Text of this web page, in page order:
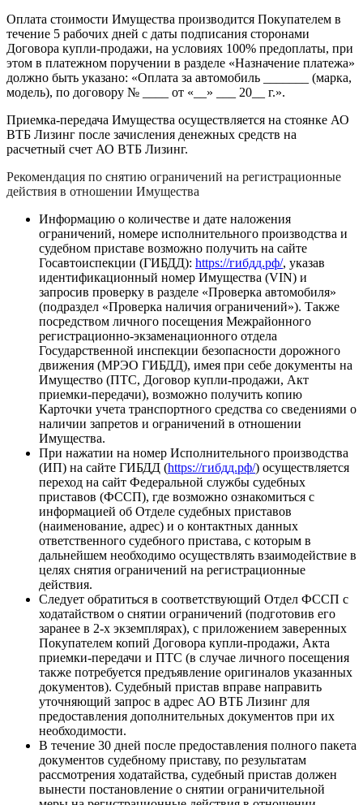
Оплата стоимости Имущества производится Покупателем в
течение 5 рабочих дней с даты подписания сторонами
Договора купли-продажи, на условиях 100% предоплаты, при
этом в платежном поручении в разделе «Назначение платежа»
должно быть указано: «Оплата за автомобиль _______ (марка,
модель), по договору № ____ от «__» ___ 20__ г.».
Приемка-передача Имущества осуществляется на стоянке АО
ВТБ Лизинг после зачисления денежных средств на
расчетный счет АО ВТБ Лизинг.
Рекомендация по снятию ограничений на регистрационные
действия в отношении Имущества
Информацию о количестве и дате наложения
ограничений, номере исполнительного производства и
судебном приставе возможно получить на сайте
Госавтоиспекции (ГИБДД): https://гибдд.рф/, указав
идентификационный номер Имущества (VIN) и
запросив проверку в разделе «Проверка автомобиля»
(подраздел «Проверка наличия ограничений»). Также
посредством личного посещения Межрайонного
регистрационно-экзаменационного отдела
Государственной инспекции безопасности дорожного
движения (МРЭО ГИБДД), имея при себе документы на
Имущество (ПТС, Договор купли-продажи, Акт
приемки-передачи), возможно получить копию
Карточки учета транспортного средства со сведениями о
наличии запретов и ограничений в отношении
Имущества.
При нажатии на номер Исполнительного производства
(ИП) на сайте ГИБДД (https://гибдд.рф/) осуществляется
переход на сайт Федеральной службы судебных
приставов (ФССП), где возможно ознакомиться с
информацией об Отделе судебных приставов
(наименование, адрес) и о контактных данных
ответственного судебного пристава, с которым в
дальнейшем необходимо осуществлять взаимодействие в
целях снятия ограничений на регистрационные
действия.
Следует обратиться в соответствующий Отдел ФССП с
ходатайством о снятии ограничений (подготовив его
заранее в 2-х экземплярах), с приложением заверенных
Покупателем копий Договора купли-продажи, Акта
приемки-передачи и ПТС (в случае личного посещения
также потребуется предъявление оригиналов указанных
документов). Судебный пристав вправе направить
уточняющий запрос в адрес АО ВТБ Лизинг для
предоставления дополнительных документов при их
необходимости.
В течение 30 дней после предоставления полного пакета
документов судебному приставу, по результатам
рассмотрения ходатайства, судебный пристав должен
вынести постановление о снятии ограничительной